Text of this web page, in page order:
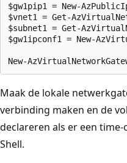
$gw1pip1 = New-
$vnet1 = Get-
$subnet1 = Get-
$gw1ipconf1 = New-
Maak de lokale
verbinding maken en de
declareren als er een
Shell.